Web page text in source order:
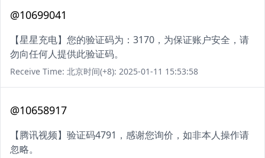
@10699041
【星星充电】您的验证码为：3170，为保证账户安全，请
勿向任何人提供此验证码。
Receive Time: 北京时间(+8): 2025-01-11 15:53:58
@10658917
【腾讯视频】验证码4791，感谢您询价，如非本人操作请
忽略。